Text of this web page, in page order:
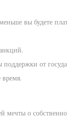
вы будете
от
мечты о